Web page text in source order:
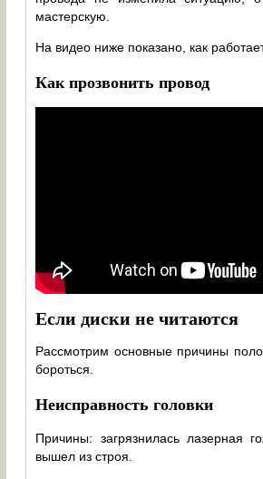
мастерскую.
На видео ниже показано, как
Как прозвонить провод
Если диски не читаются
Рассмотрим основные причины
бороться.
Неисправность головки
Причины: загрязнилась лазерная
вышел из строя.